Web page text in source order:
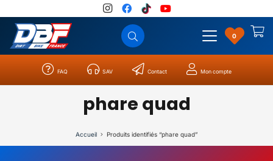
0
FAQ SAV Contact Mon compte
phare quad
Accueil Produits identifiés “phare quad”
Catégories Résultats